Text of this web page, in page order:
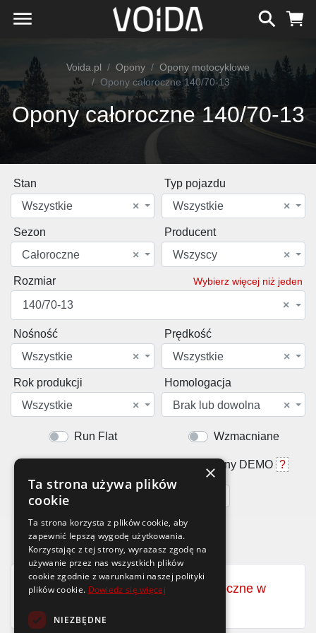
Voida.pl Opony
Opony motocyklowe
Opony całoroczne 140/70-13
Opony całoroczne 140/70-13
Stan
×
Wszystkie
Typ pojazdu
×
Wszystkie
Sezon
×
Całoroczne
Producent
×
Wszyscy
Rozmiar Wybierz więcej niż jeden
×
140/70-13
Nośność
×
Wszystkie
Prędkość
×
Wszystkie
Rok produkcji
×
Wszystkie
Homologacja
×
Brak lub dowolna
Run Flat Wzmacniane
Opony DEMO ?
Cena od
Zobacz wszystkie opony całoroczne w
×
Ta strona używa plików
cookie
Ta strona korzysta z plików cookie, aby
zapewnić lepszą wygodę użytkowania.
Korzystając z tej strony, wyrażasz zgodę na
używanie przez nas wszystkich plików
cookie zgodnie z warunkami naszej polityki
plików cookie. Dowiedz się więcej
NIEZBĘDNE